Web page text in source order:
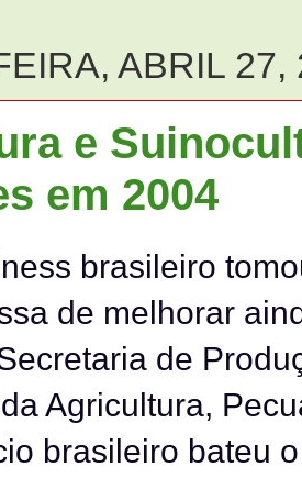
ABRIL 27,
e
em 2004
brasileiro
de melhorar
de
Agricultura,
brasileiro bateu